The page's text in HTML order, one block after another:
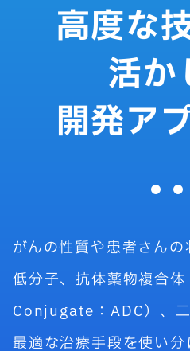
高度な
活か
開発ア
がんの性質や患者さんの
低分子、抗体薬物複合
Conjugate：ADC）、二
最適な治療手段を使い分